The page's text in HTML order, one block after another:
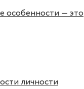
особенности — это
личности